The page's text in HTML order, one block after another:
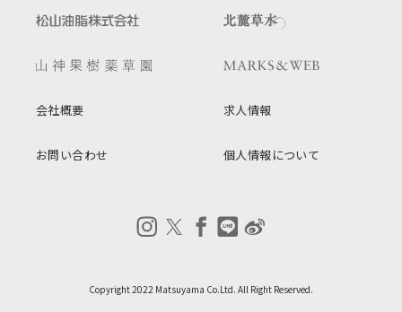
会社概要 求人情報
お問い合わせ 個人情報について
Copyright 2022 Matsuyama Co.Ltd. All Right Reserved.